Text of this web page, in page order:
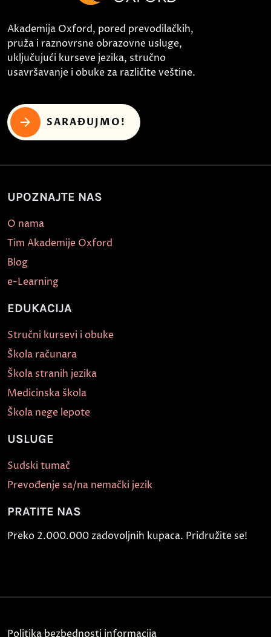
Akademija Oxford, pored prevodilačkih,
pruža i raznovrsne obrazovne usluge,
uključujući kurseve jezika, stručno
usavršavanje i obuke za različite veštine.
SARAĐUJMO!
UPOZNAJTE NAS
O nama
Tim Akademije Oxford
Blog
e-Learning
EDUKACIJA
Stručni kursevi i obuke
Škola računara
Škola stranih jezika
Medicinska škola
Škola nege lepote
USLUGE
Sudski tumač
Prevođenje sa/na nemački jezik
PRATITE NAS
Preko 2.000.000 zadovoljnih kupaca. Pridružite se!
Politika bezbednosti informacija